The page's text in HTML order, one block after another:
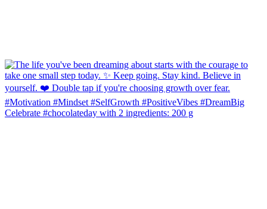
Celebrate #chocolateday with 2 ingredients: 200 g